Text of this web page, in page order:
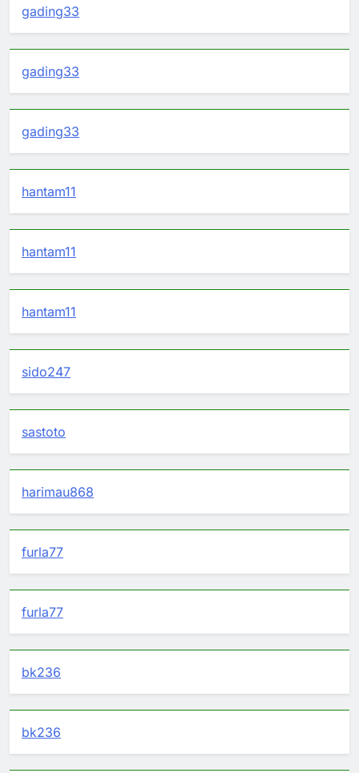
gading33
gading33
gading33
hantam11
hantam11
hantam11
sido247
sastoto
harimau868
furla77
furla77
bk236
bk236